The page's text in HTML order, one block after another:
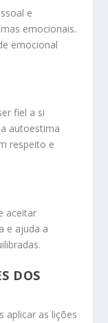
e
emocionais.
emocional
fiel a si
autoestima
respeito e
aceitar
e ajuda a
DOS
aplicar as lições